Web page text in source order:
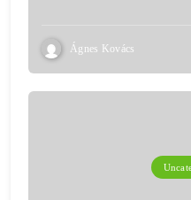
Ágnes Kovács